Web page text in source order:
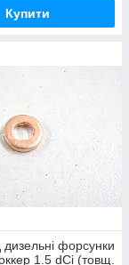
Купити
форсунки
1.5 dCi (товщ.